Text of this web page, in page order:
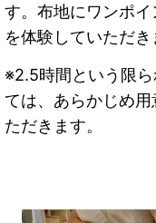
す。布地にワンポ
を体験していただき
※2.5時間という限
ては、あらかじめ
ただきます。